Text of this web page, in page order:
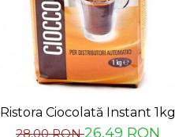
Ristora Ciocolată Instant 1kg
28,00 RON26,49 RON